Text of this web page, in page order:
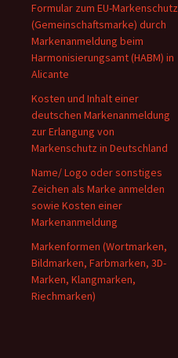
Formular zum EU-Markenschutz
(Gemeinschaftsmarke) durch
Markenanmeldung beim
Harmonisierungsamt (HABM) in
Alicante
Kosten und Inhalt einer
deutschen Markenanmeldung
zur Erlangung von
Markenschutz in Deutschland
Name/ Logo oder sonstiges
Zeichen als Marke anmelden
sowie Kosten einer
Markenanmeldung
Markenformen (Wortmarken,
Bildmarken, Farbmarken, 3D-
Marken, Klangmarken,
Riechmarken)